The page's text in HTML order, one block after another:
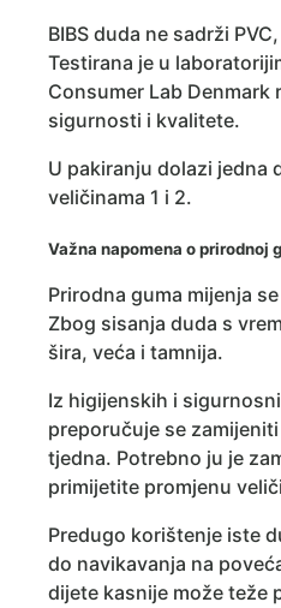
BIBS duda ne sadrži
Testirana je u
Consumer Lab Denmark
sigurnosti i kvalitete.
U pakiranju dolazi jedna
veličinama 1 i 2.
Važna napomena o prirodnoj
Prirodna guma mijenja
Zbog sisanja duda s
šira, veća i tamnija.
Iz higijenskih i
preporučuje se
tjedna. Potrebno ju je
primijetite promjenu
Predugo korištenje iste
do navikavanja na
dijete kasnije može teže